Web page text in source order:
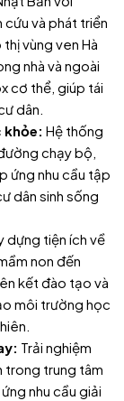
và phát triển
vùng ven Hà
nhà và ngoài
cơ thể, giúp tái
dân.
khỏe: Hệ thống
chạy bộ,
ứng nhu cầu tập
dân sinh sống
dựng tiện ích về
non đến
kết đào tạo và
môi trường học
Trải nghiệm
trong trung tâm
nhu cầu giải